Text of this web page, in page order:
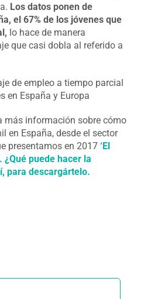
Los datos ponen de
el 67% de los jóvenes que
lo hace de manera
que casi dobla al referido a
más información sobre cómo
en España, desde el sector
presentamos en 2017 ‘El
puede hacer la
para descargártelo.